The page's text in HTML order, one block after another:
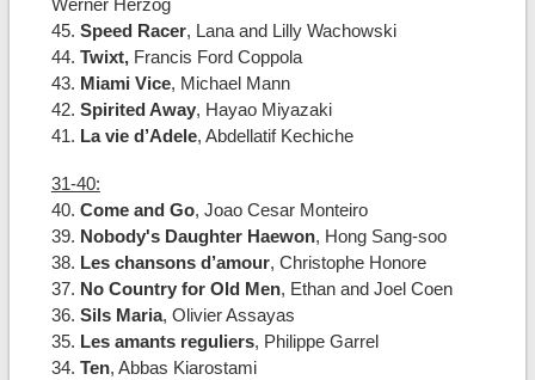
Werner Herzog
45. Speed Racer, Lana and Lilly Wachowski
44. Twixt,Francis Ford Coppola
43. Miami Vice, Michael Mann
42. Spirited Away, Hayao Miyazaki
41. La vie d’Adele, Abdellatif Kechiche
31-40:
40. Come and Go, Joao Cesar Monteiro
39. Nobody's Daughter Haewon, Hong Sang-soo
38. Les chansons d’amour, Christophe Honore
37. No Country for Old Men, Ethan and Joel Coen
36. Sils Maria, Olivier Assayas
35. Les amants reguliers, Philippe Garrel
34. Ten, Abbas Kiarostami